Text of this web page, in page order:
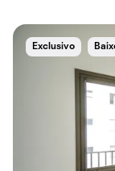
Exclusivo